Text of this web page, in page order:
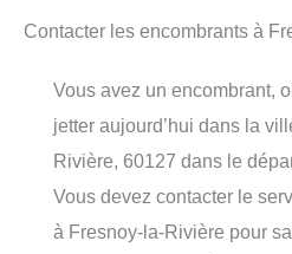
Contacter les encombrants à
Vous avez un encombrant,
jetter aujourd’hui dans la
Rivière, 60127 dans le
Vous devez contacter le
à Fresnoy-la-Rivière pour